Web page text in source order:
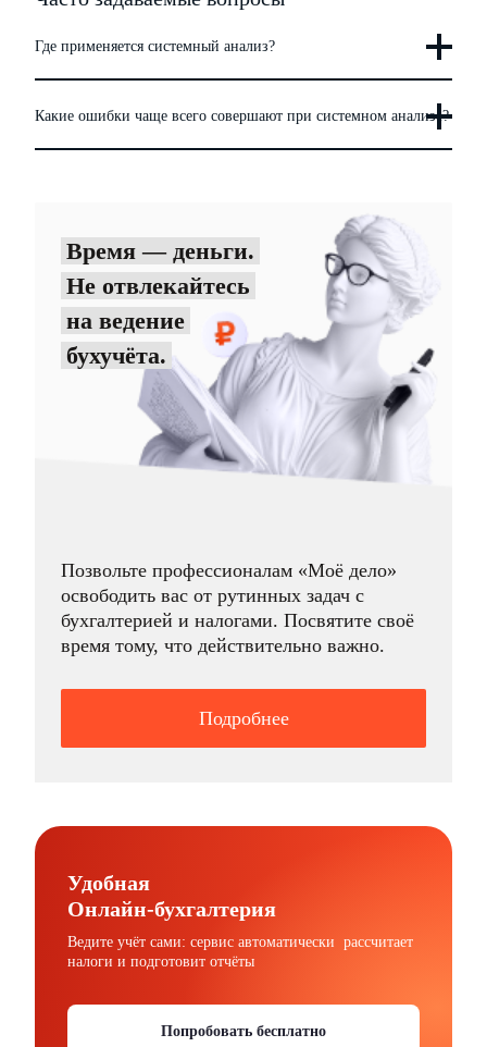
Где применяется системный анализ?
Какие ошибки чаще всего совершают при системном анализе?
Время — деньги.
Не отвлекайтесь
на ведение
бухучёта.
Позвольте профессионалам «Моё дело»
освободить вас от рутинных задач с
бухгалтерией и налогами. Посвятите своё
время тому, что действительно важно.
Подробнее
Удобная
Онлайн-бухгалтерия
Ведите учёт сами: сервис автоматически рассчитает
налоги и подготовит отчёты
Попробовать бесплатно